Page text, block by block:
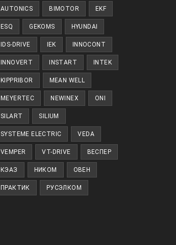
AUTONICS BIMOTOR EKF
ESQ GEKOMS HYUNDAI
IDS-DRIVE IEK INNOCONT
INNOVERT INSTART INTEK
KIPPRIBOR MEAN WELL
MEYERTEC NEWINEX ONI
SILART SILIUM
SYSTEME ELECTRIC VEDA
VEMPER VT-DRIVE ВЕСПЕР
КЭАЗ НИКОМ ОВЕН
ПРАКТИК РУСЭЛКОМ